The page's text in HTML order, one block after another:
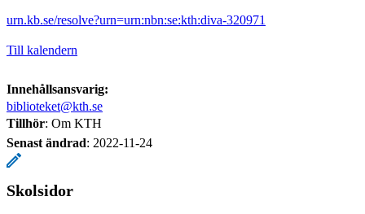
urn.kb.se/resolve?urn=urn:nbn:se:kth:diva-320971
Till kalendern
Innehållsansvarig:
biblioteket@kth.se
Tillhör: Om KTH
Senast ändrad: 2022-11-24
Skolsidor